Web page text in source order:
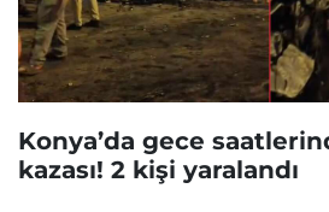
Konya’da gece
kazası! 2 kişi yaralandı